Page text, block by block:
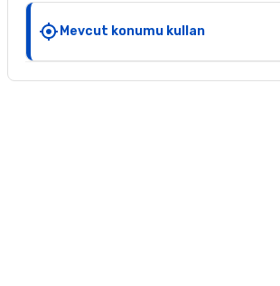
Mevcut konumu kullan